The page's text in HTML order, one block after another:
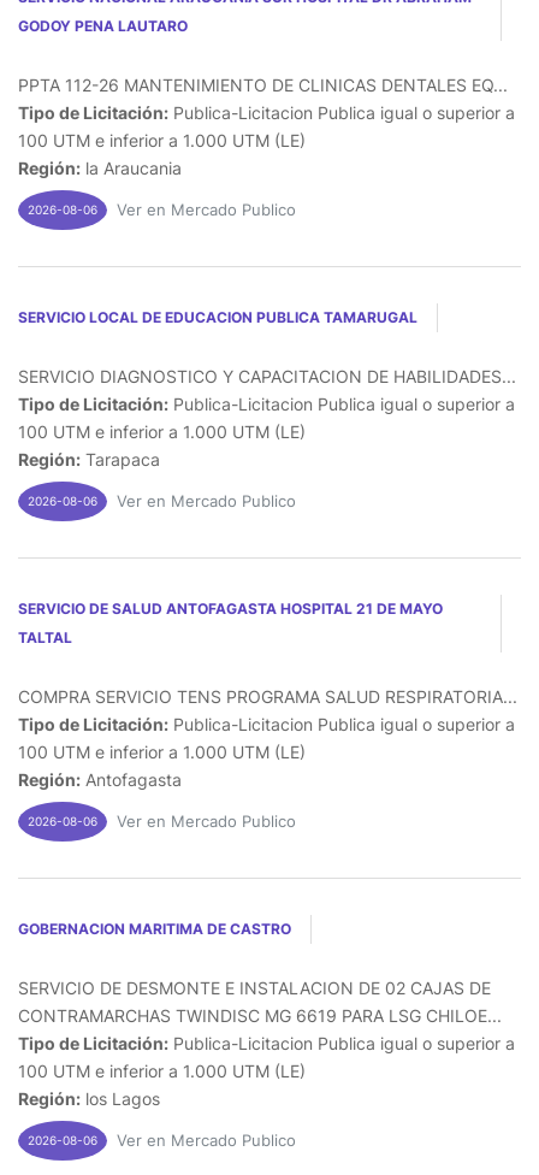
GODOY PENA LAUTARO
PPTA 112-26 MANTENIMIENTO DE CLINICAS DENTALES EQ...
Tipo de Licitación: Publica-Licitacion Publica igual o superior a
100 UTM e inferior a 1.000 UTM (LE)
Región: la Araucania
2026-08-06 Ver en Mercado Publico
SERVICIO LOCAL DE EDUCACION PUBLICA TAMARUGAL
SERVICIO DIAGNOSTICO Y CAPACITACION DE HABILIDADES...
Tipo de Licitación: Publica-Licitacion Publica igual o superior a
100 UTM e inferior a 1.000 UTM (LE)
Región: Tarapaca
2026-08-06 Ver en Mercado Publico
SERVICIO DE SALUD ANTOFAGASTA HOSPITAL 21 DE MAYO
TALTAL
COMPRA SERVICIO TENS PROGRAMA SALUD RESPIRATORIA...
Tipo de Licitación: Publica-Licitacion Publica igual o superior a
100 UTM e inferior a 1.000 UTM (LE)
Región: Antofagasta
2026-08-06 Ver en Mercado Publico
GOBERNACION MARITIMA DE CASTRO
SERVICIO DE DESMONTE E INSTALACION DE 02 CAJAS DE
CONTRAMARCHAS TWINDISC MG 6619 PARA LSG CHILOE...
Tipo de Licitación: Publica-Licitacion Publica igual o superior a
100 UTM e inferior a 1.000 UTM (LE)
Región: los Lagos
2026-08-06 Ver en Mercado Publico